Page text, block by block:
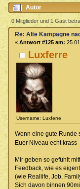
Autor
Rollenspielpause
0 Mitglieder und 1 Gast
Luxferre
Username: Luxferre
Re: Alte Kampagne
« Antwort #125 am:
Wenn eine gute Runde
Euer Niveau echt krass
Mir geben so gefühlt
Feedback, wie es
(wie Reallife, Job,
Sich davon binnen